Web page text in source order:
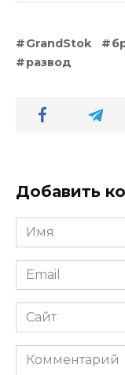
GrandStok
развод
Добавить
Имя
*
Email
*
Сайт
Комментарий